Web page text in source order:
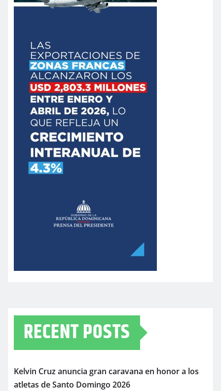
RECENT POSTS
Kelvin Cruz anuncia gran caravana en honor a los
atletas de Santo Domingo 2026